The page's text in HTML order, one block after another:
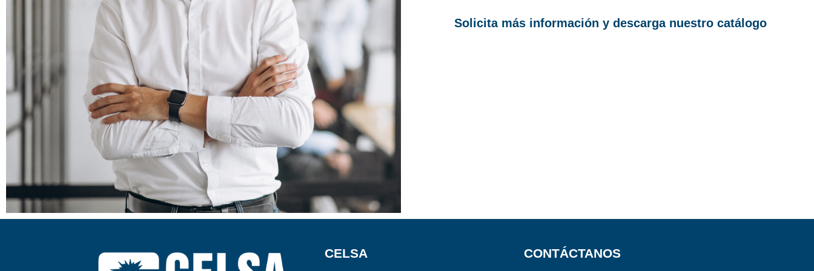
Solicita más información y descarga nuestro catálogo
CELSA CONTÁCTANOS